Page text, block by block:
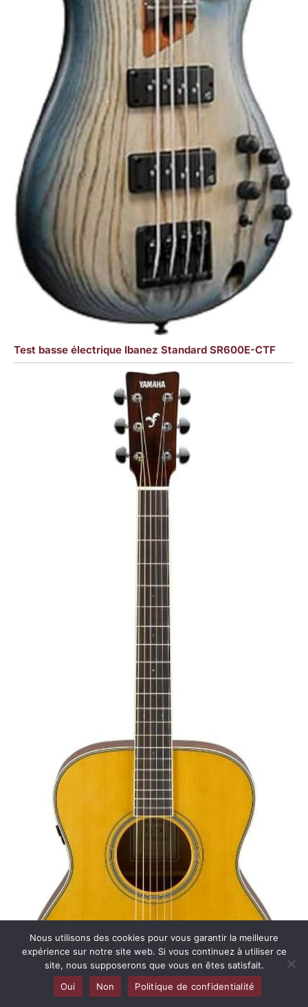
Test basse électrique Ibanez Standard SR600E-CTF
Nous utilisons des cookies pour vous garantir la meilleure
expérience sur notre site web. Si vous continuez à utiliser ce
site, nous supposerons que vous en êtes satisfait.
Oui
Non Politique de confidentialité